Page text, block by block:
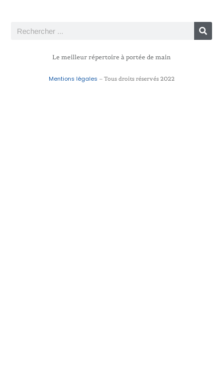
Le meilleur répertoire à portée de main
Mentions légales – Tous droits réservés 2022